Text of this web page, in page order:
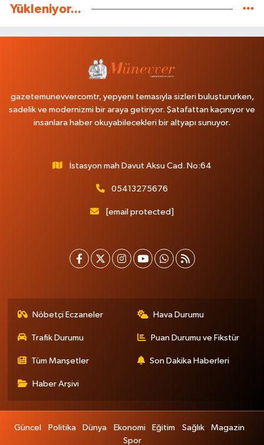
Yükleniyor...
gazetemunevvercomtr, yepyeni temasıyla sizleri buluştururken,
sadelik ve modernizmi bir araya getiriyor. Şatafattan kaçınıyor ve
insanlara haber okuyabilecekleri bir altyapı sunuyor.
İstasyon mah Davut Aksu Cad. No:64
05413275676
[email protected]
Nöbetçi Eczaneler Hava Durumu
Trafik Durumu Puan Durumu ve Fikstür
Tüm Manşetler Son Dakika Haberleri
Haber Arşivi
Güncel Politika Dünya Ekonomi Eğitim Sağlık
Magazin
Spor